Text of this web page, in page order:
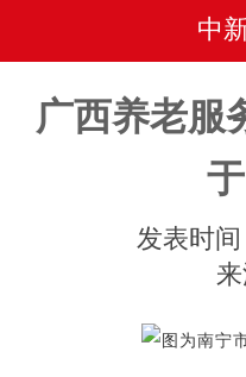
中
广西养老服
发表时